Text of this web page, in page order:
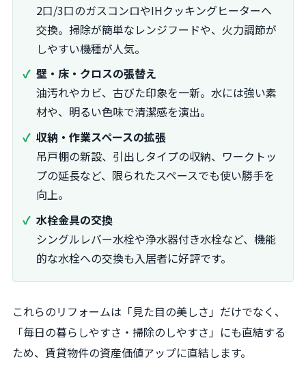
2口/3口のガスコンロやIHクッキングヒーターへ
交換。掃除が簡単なレンジフードや、火力調節が
しやすい機種が人気。
壁・床・クロスの張替え
油汚れやカビ、古びた印象を一新。水には強い素
材や、明るい色味で清潔感を演出。
収納・作業スペースの拡張
吊戸棚の新設、引出しタイプの収納、ワークトッ
プの延長など、限られたスペースでも使い勝手を
向上。
水栓金具の交換
シングルレバー水栓や浄水器付き水栓など、機能
的な水栓への交換も入居者に好評です。
これらのリフォームは「見た目の美しさ」だけでなく、
「毎日の暮らしやすさ・掃除のしやすさ」にも直結する
ため、賃貸物件の資産価値アップに直結します。